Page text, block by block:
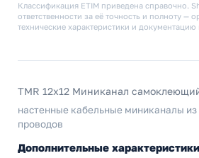
Классификация ETIM приведена справочно.
ответственности за её точность и полноту —
технические характеристики и документацию
TMR 12x12 Миниканал
настенные кабельные миниканалы
проводов
Дополнительные характеристики